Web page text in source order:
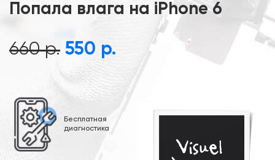
Попала влага на iPhone 6
660 р. 550 р.
Бесплатная
диагностика